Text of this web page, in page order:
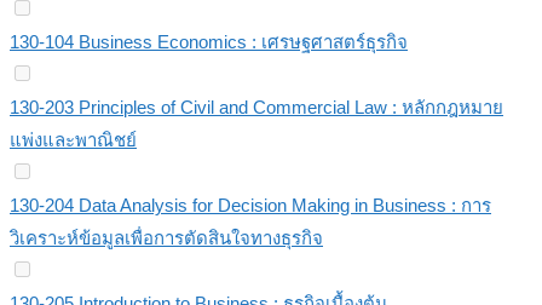
130-104 Business Economics : เศรษฐศาสตร์ธุรกิจ
130-203 Principles of Civil and Commercial Law : หลักกฎหมาย
แพ่งและพาณิชย์
130-204 Data Analysis for Decision Making in Business : การ
วิเคราะห์ข้อมูลเพื่อการตัดสินใจทางธุรกิจ